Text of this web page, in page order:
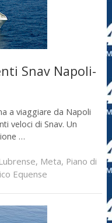
Snav Napoli-
a viaggiare da Napoli
veloci di Snav. Un
…
, Meta, Piano di
Equense